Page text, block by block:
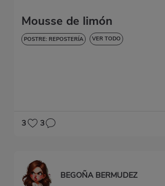
Mousse de limón
POSTRE: REPOSTERÍA VER TODO
3 3
BEGOÑA BERMUDEZ